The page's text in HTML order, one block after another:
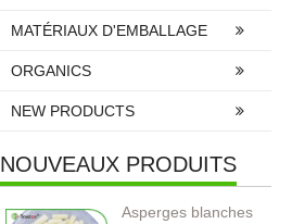
MATÉRIAUX D'EMBALLAGE
ORGANICS
NEW PRODUCTS
NOUVEAUX PRODUITS
Asperges blanches